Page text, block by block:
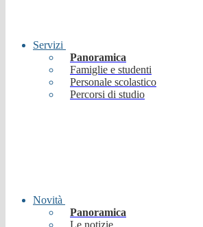
Servizi
Panoramica
Famiglie e studenti
Personale scolastico
Percorsi di studio
Novità
Panoramica